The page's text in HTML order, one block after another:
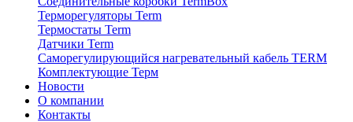
Терморегуляторы Term
Термостаты Term
Датчики Term
Саморегулирующийся нагревательный кабель TERM
Комплектующие Терм
Новости
О компании
Контакты